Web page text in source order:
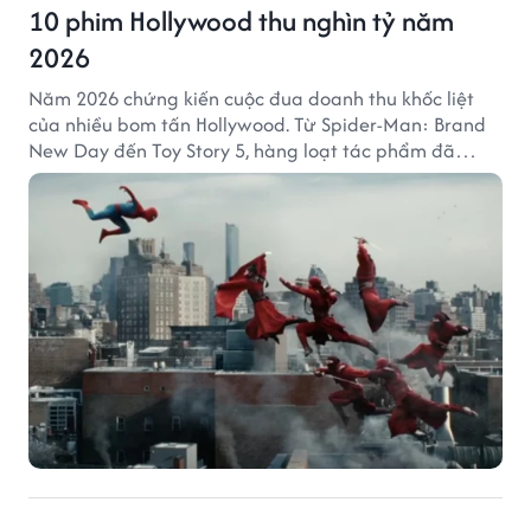
10 phim Hollywood thu nghìn tỷ năm
2026
Năm 2026 chứng kiến cuộc đua doanh thu khốc liệt
của nhiều bom tấn Hollywood. Từ Spider-Man: Brand
New Day đến Toy Story 5, hàng loạt tác phẩm đã
mang về hàng chục nghìn tỷ đồng và tạo nên những
cột mốc đáng nhớ tại phòng vé toàn cầu.